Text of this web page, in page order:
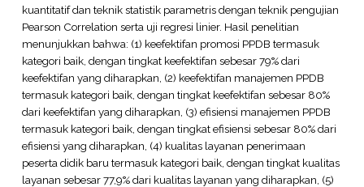
kuantitatif dan teknik statistik parametris dengan teknik pengujian
Pearson Correlation serta uji regresi linier. Hasil penelitian
menunjukkan bahwa: (1) keefektifan promosi PPDB termasuk
kategori baik, dengan tingkat keefektifan sebesar 79% dari
keefektifan yang diharapkan, (2) keefektifan manajemen PPDB
termasuk kategori baik, dengan tingkat keefektifan sebesar 80%
dari keefektifan yang diharapkan, (3) efisiensi manajemen PPDB
termasuk kategori baik, dengan tingkat efisiensi sebesar 80% dari
efisiensi yang diharapkan, (4) kualitas layanan penerimaan
peserta didik baru termasuk kategori baik, dengan tingkat kualitas
layanan sebesar 77,9% dari kualitas layanan yang diharapkan, (5)